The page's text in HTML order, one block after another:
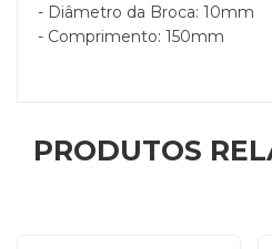
- Diâmetro da Broca: 10mm
- Comprimento: 150mm
PRODUTOS